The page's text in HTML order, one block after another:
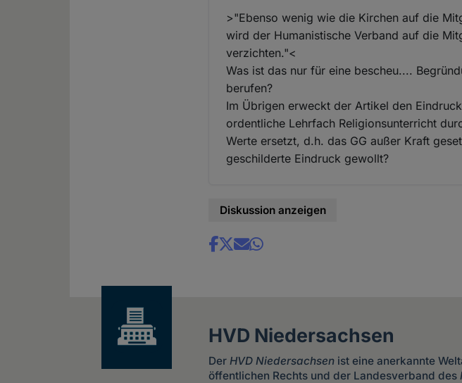
>"Ebenso wenig wie die Kirchen auf die
wird der Humanistische Verband auf die
verzichten."<
Was ist das nur für eine bescheu....
berufen?
Im Übrigen erweckt der Artikel den
ordentliche Lehrfach Religionsunterricht
Werte ersetzt, d.h. das GG außer Kraft
geschilderte Eindruck gewollt?
Diskussion anzeigen
Share
HVD Niedersachsen
DerHVD Niedersachsen ist eine anerkannte
öffentlichen Rechts und der Landesverband des